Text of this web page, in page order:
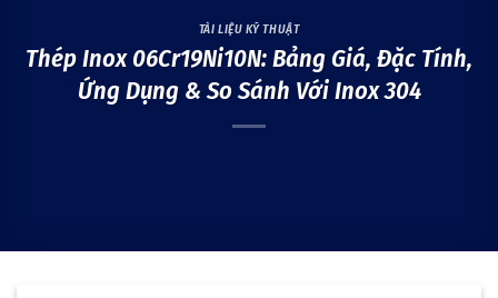
TÀI LIỆU KỸ THUẬT
Thép Inox 06Cr19Ni10N: Bảng Giá, Đặc Tính,
Ứng Dụng & So Sánh Với Inox 304